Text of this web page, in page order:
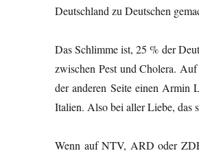
Deutschland zu Deutschen
Das Schlimme ist, 25 % der
zwischen Pest und Cholera.
der anderen Seite einen Armin
Italien. Also bei aller Liebe, das
Wenn auf NTV, ARD oder